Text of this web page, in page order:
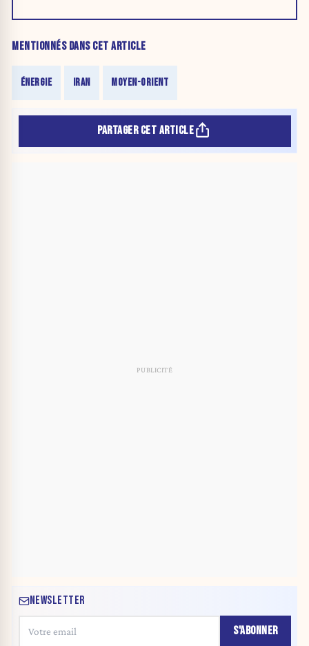
MENTIONNÉS DANS CET ARTICLE
ÉNERGIE IRAN MOYEN-ORIENT
PARTAGER CET ARTICLE
NEWSLETTER
S'ABONNER